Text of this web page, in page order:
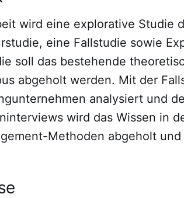
wird eine explorative Studie
eine Fallstudie sowie
soll das bestehende
abgeholt werden. Mit der
analysiert und
wird das Wissen in
Methoden abgeholt und